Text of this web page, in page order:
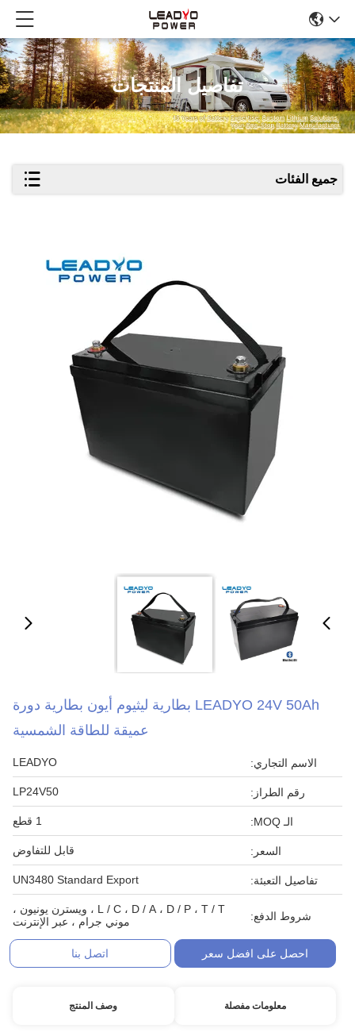
تفاصيل المنتجات
جميع الفئات
LEADYO 24V 50Ah بطارية ليثيوم أيون بطارية دورة
عميقة للطاقة الشمسية
الاسم التجاري: LEADYO
رقم الطراز: LP24V50
الـ MOQ: 1 قطع
السعر: قابل للتفاوض
تفاصيل التعبئة: UN3480 Standard Export
شروط الدفع:
L / C ، D / A ، D / P ، T / T ، ويسترن يونيون ،
موني جرام ، عبر الإنترنت
احصل على افضل سعر اتصل بنا
معلومات مفصلة وصف المنتج